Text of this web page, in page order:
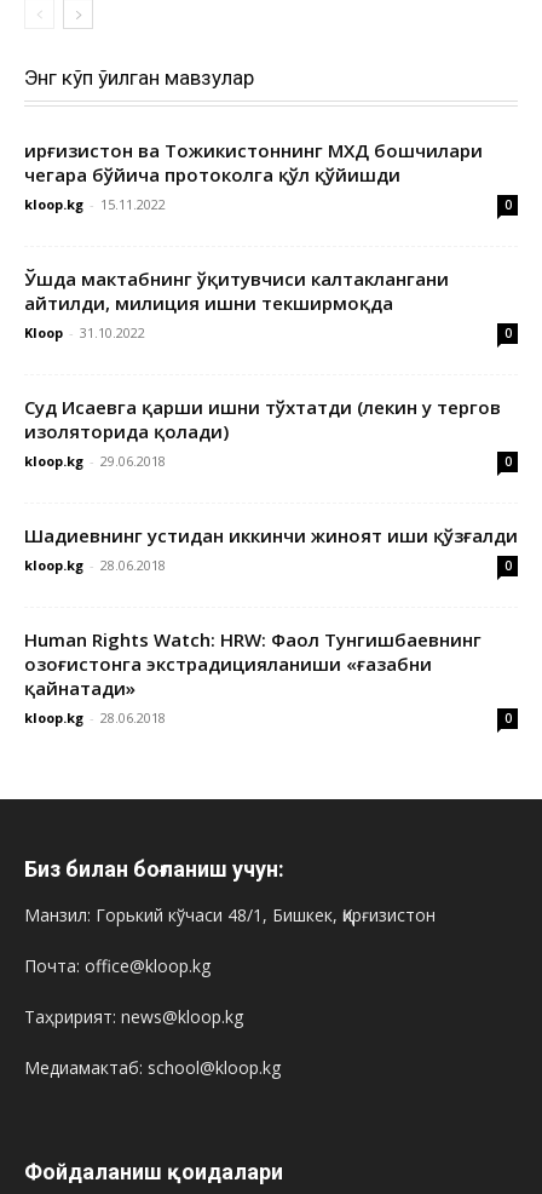
Энг кўп ўқилган мавзулар
Қирғизистон ва Тожикистоннинг МХДҚ бошчилари
чегара бўйича протоколга қўл қўйишди
kloop.kg - 15.11.2022 0
Ўшда мактабнинг ўқитувчиси калтаклангани
айтилди, милиция ишни текширмоқда
Kloop - 31.10.2022 0
Суд Исаевга қарши ишни тўхтатди (лекин у тергов
изоляторида қолади)
kloop.kg - 29.06.2018 0
Шадиевнинг устидан иккинчи жиноят иши қўзғалди
kloop.kg - 28.06.2018 0
Human Rights Watch: HRW: Фаол Тунгишбаевнинг
Қозоғистонга экстрадицияланиши «ғазабни
қайнатади»
kloop.kg - 28.06.2018 0
Биз билан боғланиш учун:
Манзил: Горький кўчаси 48/1, Бишкек, Қирғизистон
Почта: office@kloop.kg
Таҳририят: news@kloop.kg
Медиамактаб: school@kloop.kg
Фойдаланиш қоидалари